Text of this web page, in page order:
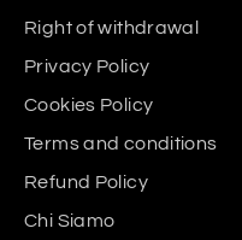
Right of withdrawal
Privacy Policy
Cookies Policy
Terms and conditions
Refund Policy
Chi Siamo